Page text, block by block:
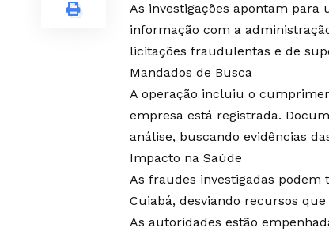
As investigações apontam
informação com a
licitações fraudulentas e de
Mandados de Busca
A operação incluiu o
empresa está registrada.
análise, buscando evidências
Impacto na Saúde
As fraudes investigadas
Cuiabá, desviando recursos
As autoridades estão